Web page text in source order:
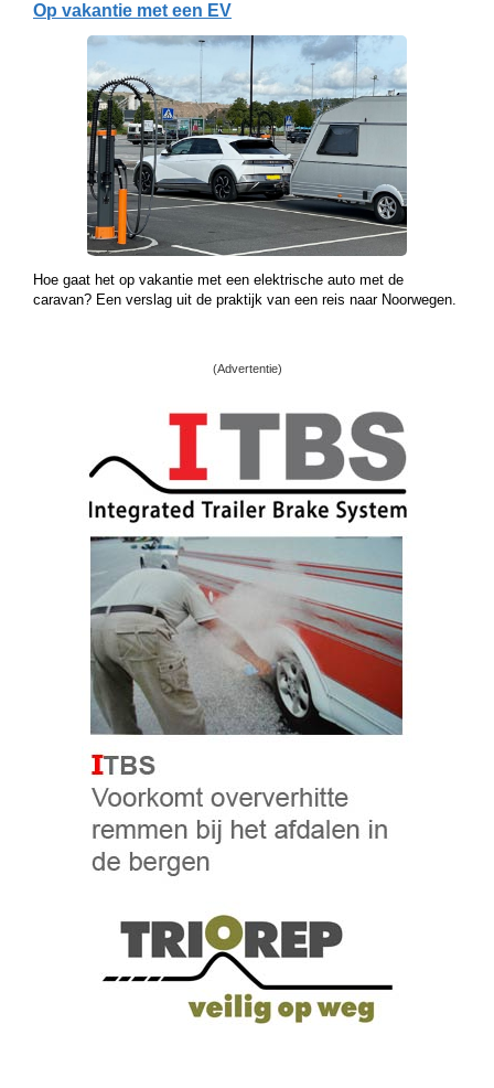
Op vakantie met een EV
Hoe gaat het op vakantie met een elektrische auto met de
caravan? Een verslag uit de praktijk van een reis naar Noorwegen.
(Advertentie)